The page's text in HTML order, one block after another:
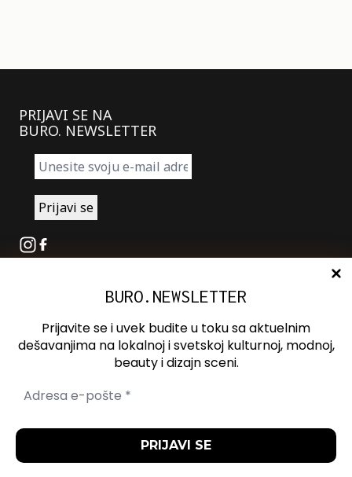
PRIJAVI SE NA
BURO. NEWSLETTER
Instagram
Facebook
Oglašavanje
Kontakt
Spotify
BURO.NEWSLETTER
Prijavite se i uvek budite u toku sa aktuelnim
dešavanjima na lokalnoj i svetskoj kulturnoj, modnoj,
beauty i dizajn sceni.